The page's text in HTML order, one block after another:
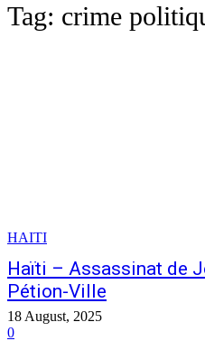
Tag: crime
HAITI
Haïti – Assassinat de
Pétion-Ville
18 August, 2025
0